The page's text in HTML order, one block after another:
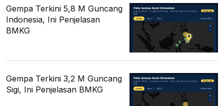
Gempa Terkini 5,8 M Guncang
Indonesia, Ini Penjelasan
BMKG
Gempa Terkini 3,2 M Guncang
Sigi, Ini Penjelasan BMKG